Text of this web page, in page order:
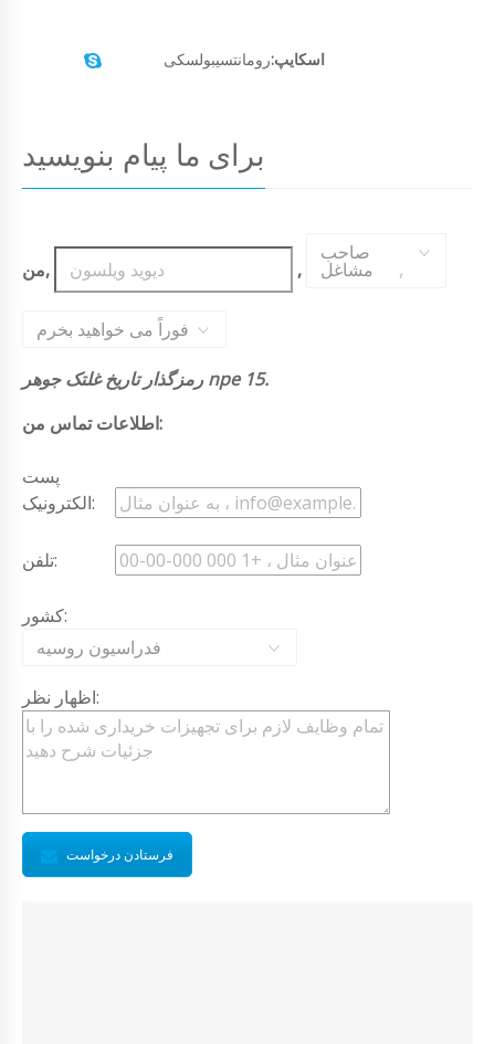
اسکایپ:رومانتسیبولسکی
برای ما پیام بنویسید
من, ,
صاحب
مشاغل ,
فوراً می خواهید بخرم
رمزگذار تاریخ غلتک جوهر npe 15.
اطلاعات تماس من:
پست
الکترونیک:
تلفن:
کشور:
فدراسیون روسیه
اظهار نظر:
فرستادن درخواست